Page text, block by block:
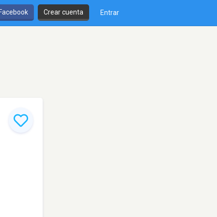
Crear cuenta Entrar